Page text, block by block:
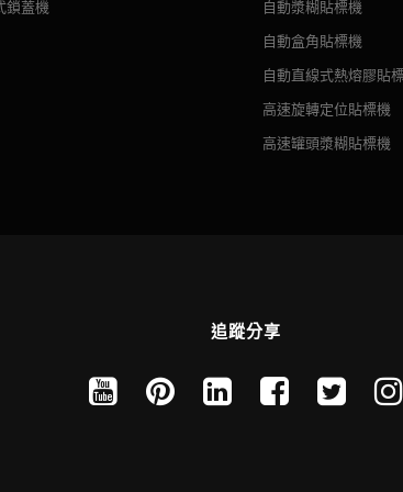
鎖蓋機
自動漿糊貼標機
自動盒角貼標機
自動直線式熱熔膠貼
高速旋轉定位貼標機
高速罐頭漿糊貼標機
追蹤分享